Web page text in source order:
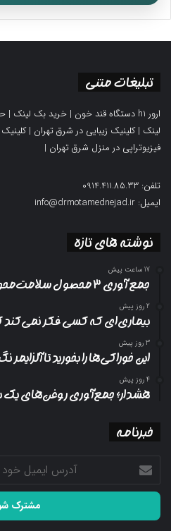
تبلیغات متنی
ارور h1 دستگاه قند خون | خرید بک لینک |
لینک |کلینیک زیبایی در شرق تهران |
فیزیوتراپی در منزل شرق تهران |
تلفن: 0914.411.85.33
ایمیل: info@drmotamednejad.ir
نوشته های تازه
17 ساعت پیش
جمع آوری ۳ محصول سلامت‌محور از بازار/ اسامی
2 روز پیش
بیماری‌ای که کسی فکر نمی‌کند
3 روز پیش
این خوراکی‌ها را بخورید تا آلزایمر
4 روز پیش
هشدار؛ جمع‌آوری روغن‌های یک
خبرنامه
آدرس
ایمیل
خود
وارد